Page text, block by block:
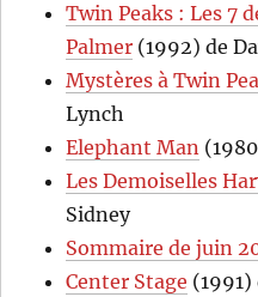
Twin Peaks : Les 7
Palmer (1992) de
Mystères à Twin
Lynch
Elephant Man
Les Demoiselles
Sidney
Sommaire de juin
Center Stage